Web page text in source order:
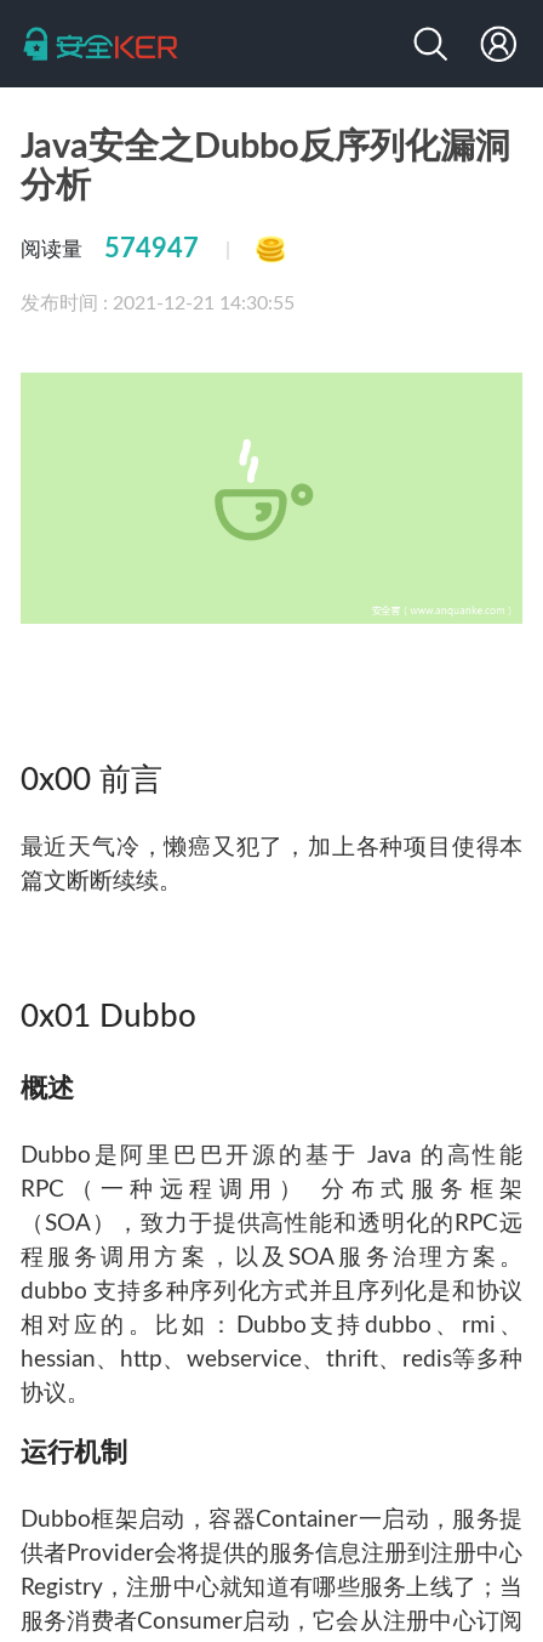
Java安全之Dubbo反序列化漏洞
分析
阅读量 574947
发布时间 : 2021-12-21 14:30:55
0x00 前言
最近天气冷，懒癌又犯了，加上各种项目使得本
篇文断断续续。
0x01 Dubbo
概述
Dubbo是阿里巴巴开源的基于 Java 的高性能
RPC（一种远程调用） 分布式服务框架
（SOA），致力于提供高性能和透明化的RPC远
程服务调用方案，以及SOA服务治理方案。
dubbo 支持多种序列化方式并且序列化是和协议
相对应的。比如：Dubbo支持dubbo、rmi、
hessian、http、webservice、thrift、redis等多种
协议。
运行机制
Dubbo框架启动，容器Container一启动，服务提
供者Provider会将提供的服务信息注册到注册中心
Registry，注册中心就知道有哪些服务上线了；当
服务消费者Consumer启动，它会从注册中心订阅